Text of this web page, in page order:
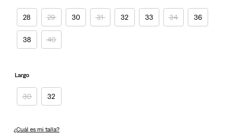
28 29 30 31 32 33 34 36
38 40
Largo
30 32
¿Cuál es mi talla?